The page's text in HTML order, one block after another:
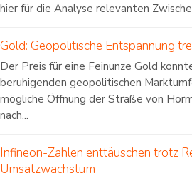
hier für die Analyse relevanten
Gold: Geopolitische Entspannung
Der Preis für eine Feinunze Gold
beruhigenden geopolitischen
mögliche Öffnung der Straße von
nach...
Infineon-Zahlen enttäuschen trotz
Umsatzwachstum